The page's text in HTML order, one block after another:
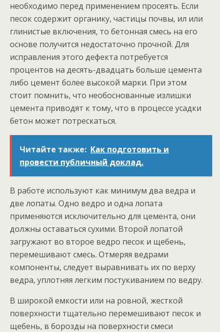
необходимо перед применением просеять. Если
песок содержит органику, частицы почвы, ил или
глинистые включения, то бетонная смесь на его
основе получится недостаточно прочной. Для
исправления этого дефекта потребуется
процентов на десять-двадцать больше цемента
либо цемент более высокой марки. При этом
стоит помнить, что необоснованные излишки
цемента приводят к тому, что в процессе усадки
бетон может потрескаться.
Читайте также: Как подготовить и
провести публичный доклад.
В работе используют как минимум два ведра и
две лопаты. Одно ведро и одна лопата
применяются исключительно для цемента, они
должны оставаться сухими. Второй лопатой
загружают во второе ведро песок и щебень,
перемешивают смесь. Отмеряя ведрами
компоненты, следует выравнивать их по верху
ведра, уплотняя легким постукиванием по ведру.
В широкой емкости или на ровной, жесткой
поверхности тщательно перемешивают песок и
щебень, в борозды на поверхности смеси